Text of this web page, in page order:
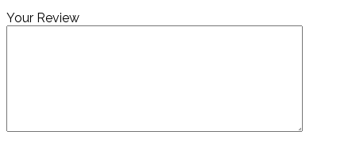
Your Review